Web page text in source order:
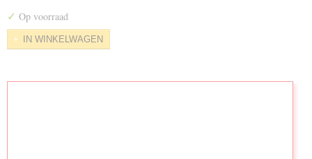
✓ Op voorraad
IN WINKELWAGEN